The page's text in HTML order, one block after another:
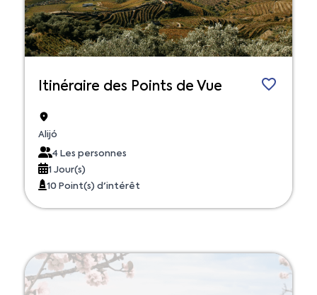
Itinéraire des Points de Vue
Alijó
4 Les personnes
1 Jour(s)
10 Point(s) d'intérêt